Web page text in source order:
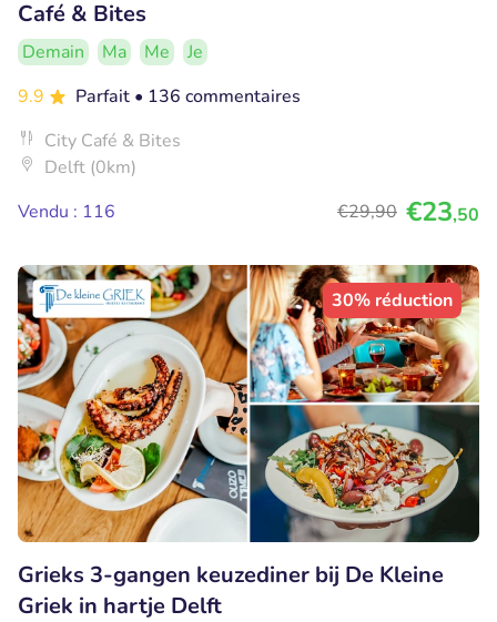
Café & Bites
Demain Ma Me
Je
9.9
Parfait • 136 commentaires
City Café & Bites
Delft (0km)
Vendu : 116
€29,90 €23,50
30% réduction
Grieks 3-gangen keuzediner bij De Kleine
Griek in hartje Delft